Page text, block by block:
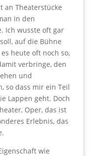
an Theaterstücke
in den
Ich wusste oft gar
auf die Bühne
heute oft noch so,
verbringe, den
und
so dass mir ein Teil
Lappen geht. Doch
Oper, das ist
Erlebnis, das
wie